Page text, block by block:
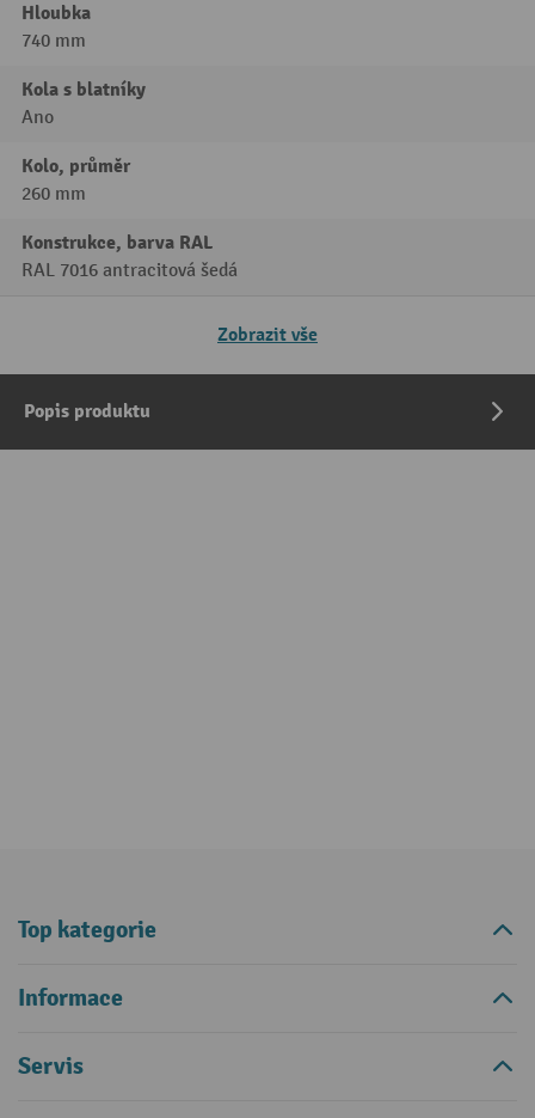
Hloubka
740 mm
Kola s blatníky
Ano
Kolo, průměr
260 mm
Konstrukce, barva RAL
RAL 7016 antracitová šedá
Zobrazit vše
Popis produktu
Top kategorie
Informace
Servis